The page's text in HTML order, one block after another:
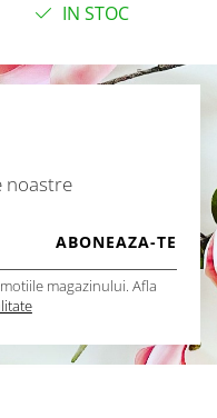
IN STOC
noastre
magazinului. Afla